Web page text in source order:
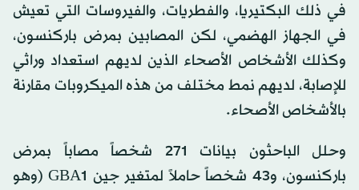
في ذلك البكتيريا، والفطريات، والفيروسات التي تعيش
في الجهاز الهضمي، لكن المصابين بمرض باركنسون،
وكذلك الأشخاص الأصحاء الذين لديهم استعداد وراثي
للإصابة، لديهم نمط مختلف من هذه الميكروبات مقارنة
بالأشخاص الأصحاء.
وحلل الباحثون بيانات 271 شخصاً مصاباً بمرض
باركنسون، و43 شخصاً حاملاً لمتغير جين GBA1 (وهو